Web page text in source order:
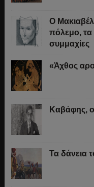
O
πόλεμο, τα
συμμαχίες
«Άχθος
Καβάφης, ο
Τα δάνεια